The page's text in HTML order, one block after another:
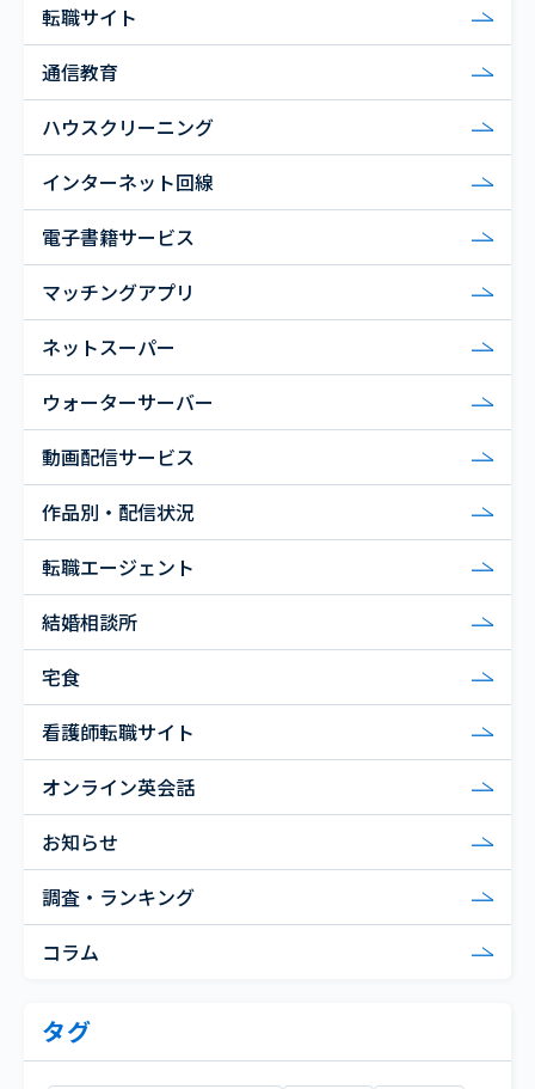
転職サイト
通信教育
ハウスクリーニング
インターネット回線
電子書籍サービス
マッチングアプリ
ネットスーパー
ウォーターサーバー
動画配信サービス
作品別・配信状況
転職エージェント
結婚相談所
宅食
看護師転職サイト
オンライン英会話
お知らせ
調査・ランキング
コラム
タグ